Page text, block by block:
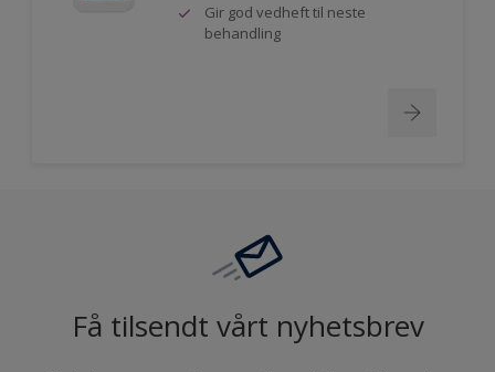
Gir god vedheft til neste
behandling
Få tilsendt vårt nyhetsbrev